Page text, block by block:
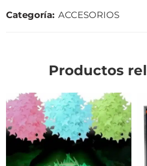
Categoría: ACCESORIOS
Productos